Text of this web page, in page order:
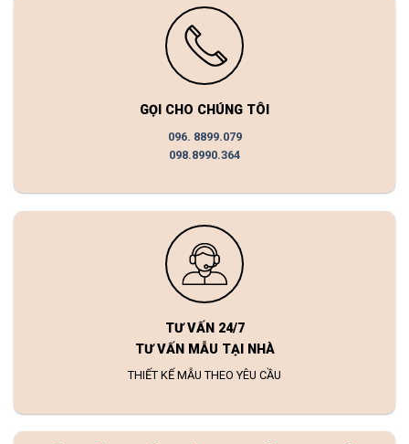
GỌI CHO CHÚNG TÔI
096. 8899.079
098.8990.364
TƯ VẤN 24/7
TƯ VẤN MẪU TẠI NHÀ
THIẾT KẾ MẪU THEO YÊU CẦU